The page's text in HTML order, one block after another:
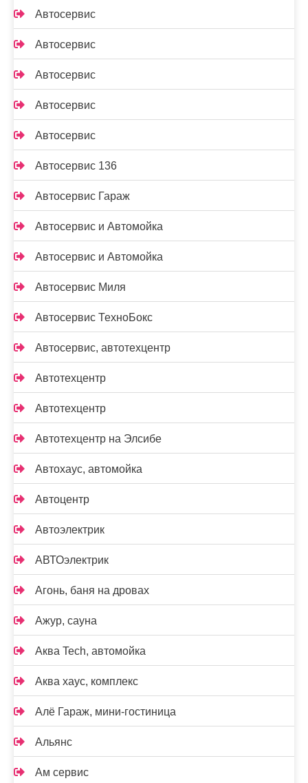
Автосервис
Автосервис
Автосервис
Автосервис
Автосервис
Автосервис 136
Автосервис Гараж
Автосервис и Автомойка
Автосервис и Автомойка
Автосервис Миля
Автосервис ТехноБокс
Автосервис, автотехцентр
Автотехцентр
Автотехцентр
Автотехцентр на Элсибе
Автохаус, автомойка
Автоцентр
Автоэлектрик
АВТОэлектрик
Агонь, баня на дровах
Ажур, сауна
Аква Tech, автомойка
Аква хаус, комплекс
Алё Гараж, мини-гостиница
Альянс
Ам сервис